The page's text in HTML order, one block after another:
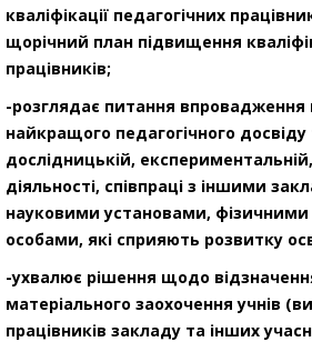
кваліфікації педагогічних
щорічний план підвищення
працівників;
-розглядає питання впровадження
найкращого педагогічного досвіду
дослідницькій, експериментальній,
діяльності, співпраці з іншими
науковими установами,
особами, які сприяють розвитку
-ухвалює рішення щодо
матеріального заохочення учнів
працівників закладу та інших